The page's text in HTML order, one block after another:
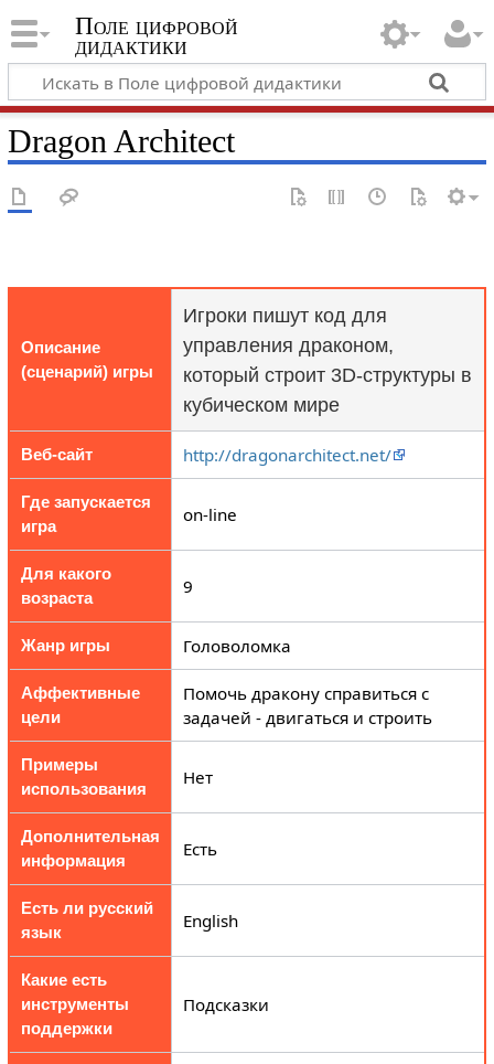
Поле цифровой
дидактики
Dragon Architect
Описание
(сценарий) игры
Игроки пишут код для
управления драконом,
который строит 3D-структуры в
кубическом мире
Веб-сайт http://dragonarchitect.net/
Где запускается
игра
on-line
Для какого
возраста
9
Жанр игры Головоломка
Аффективные
цели
Помочь дракону справиться с
задачей - двигаться и строить
Примеры
использования
Нет
Дополнительная
информация
Есть
Есть ли русский
язык
English
Какие есть
инструменты
поддержки
Подсказки